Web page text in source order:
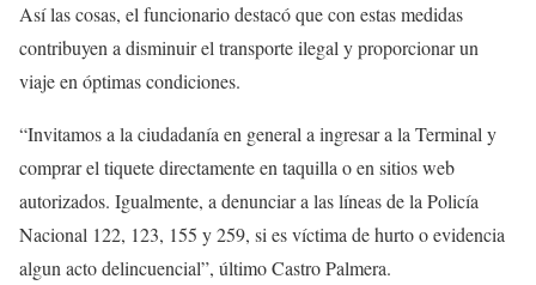
Así las cosas, el funcionario destacó que con estas medidas
contribuyen a disminuir el transporte ilegal y proporcionar un
viaje en óptimas condiciones.
“Invitamos a la ciudadanía en general a ingresar a la Terminal y
comprar el tiquete directamente en taquilla o en sitios web
autorizados. Igualmente, a denunciar a las líneas de la Policía
Nacional 122, 123, 155 y 259, si es víctima de hurto o evidencia
algun acto delincuencial”, último Castro Palmera.